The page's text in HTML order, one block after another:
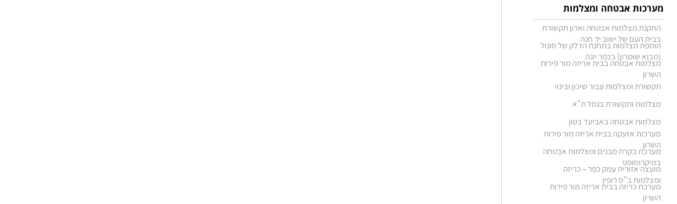
מערכות אבטחה ומצלמות
התקנת מצלמות אבטחה וארון תקשורת
בבית העם של ישוב יד חנה
הוספת מצלמות בתחנת הדלק של סונול
(מבוא שומרון) בכפר יונה
מצלמות אבטחה בבית אריזה מור פירות
השרון
תקשורת ומצלמות עבור שיכון ובינוי
מצלמות ותקשורת בנמל ת"א
מצלמות אבטחה באביעד בטון
מערכות אזעקה בבית אריזה מור פירות
השרון
מערכת בקרת מבנים ומצלמות אבטחה
במיקרוסופט
מועצה אזורית עמק כפר – כריזה
ומצלמות ב"ס רופין
מערכת כריזה בבית אריזה מור פירות
השרון